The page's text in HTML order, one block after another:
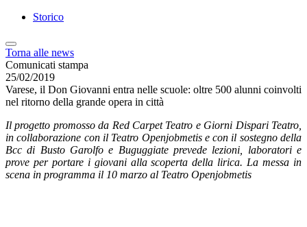
Storico
Torna alle news
Comunicati stampa
25/02/2019
Varese, il Don Giovanni entra nelle scuole: oltre 500 alunni coinvolti
nel ritorno della grande opera in città
Il progetto promosso da Red Carpet Teatro e Giorni Dispari Teatro,
in collaborazione con il Teatro Openjobmetis e con il sostegno della
Bcc di Busto Garolfo e Buguggiate prevede lezioni, laboratori e
prove per portare i giovani alla scoperta della lirica. La messa in
scena in programma il 10 marzo al Teatro Openjobmetis